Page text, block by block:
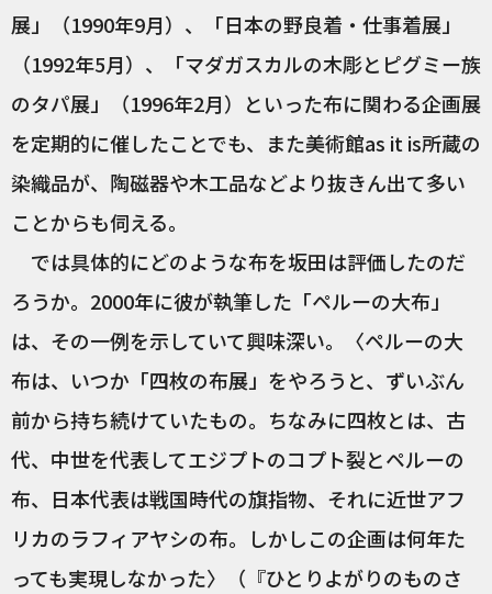
展」（1990年9月）、「日本の野良着・仕事着展」
（1992年5月）、「マダガスカルの木彫とピグミー族
のタパ展」（1996年2月）といった布に関わる企画展
を定期的に催したことでも、また美術館as it is所蔵の
染織品が、陶磁器や木工品などより抜きん出て多い
ことからも伺える。
では具体的にどのような布を坂田は評価したのだ
ろうか。2000年に彼が執筆した「ペルーの大布」
は、その一例を示していて興味深い。〈ペルーの大
布は、いつか「四枚の布展」をやろうと、ずいぶん
前から持ち続けていたもの。ちなみに四枚とは、古
代、中世を代表してエジプトのコプト裂とペルーの
布、日本代表は戦国時代の旗指物、それに近世アフ
リカのラフィアヤシの布。しかしこの企画は何年た
っても実現しなかった〉（『ひとりよがりのものさ